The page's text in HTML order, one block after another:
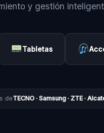
y gestión
Tabletas
deTECNO · Samsung · ZTE ·